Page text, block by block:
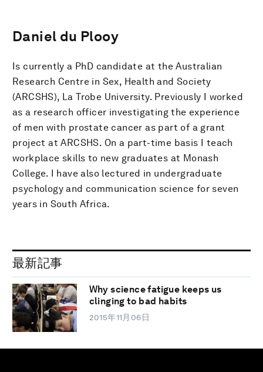
Daniel du Plooy
Is currently a PhD candidate at the Australian
Research Centre in Sex, Health and Society
(ARCSHS), La Trobe University. Previously I worked
as a research officer investigating the experience
of men with prostate cancer as part of a grant
project at ARCSHS. On a part-time basis I teach
workplace skills to new graduates at Monash
College. I have also lectured in undergraduate
psychology and communication science for seven
years in South Africa.
最新記事
Why science fatigue keeps us
clinging to bad habits
2015年11月06日